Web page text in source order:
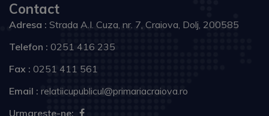
Contact
Adresa : Strada A.I. Cuza, nr. 7, Craiova, Dolj, 200585
Telefon : 0251 416 235
Fax : 0251 411 561
Email : relatiicupublicul@primariacraiova.ro
Urmareste-ne: